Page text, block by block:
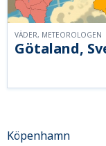
Götaland,
VÄDER, METEOROLOGEN
Köpenhamn